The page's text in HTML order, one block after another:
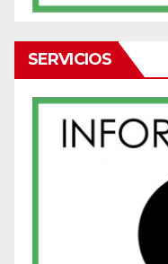
SERVICIOS